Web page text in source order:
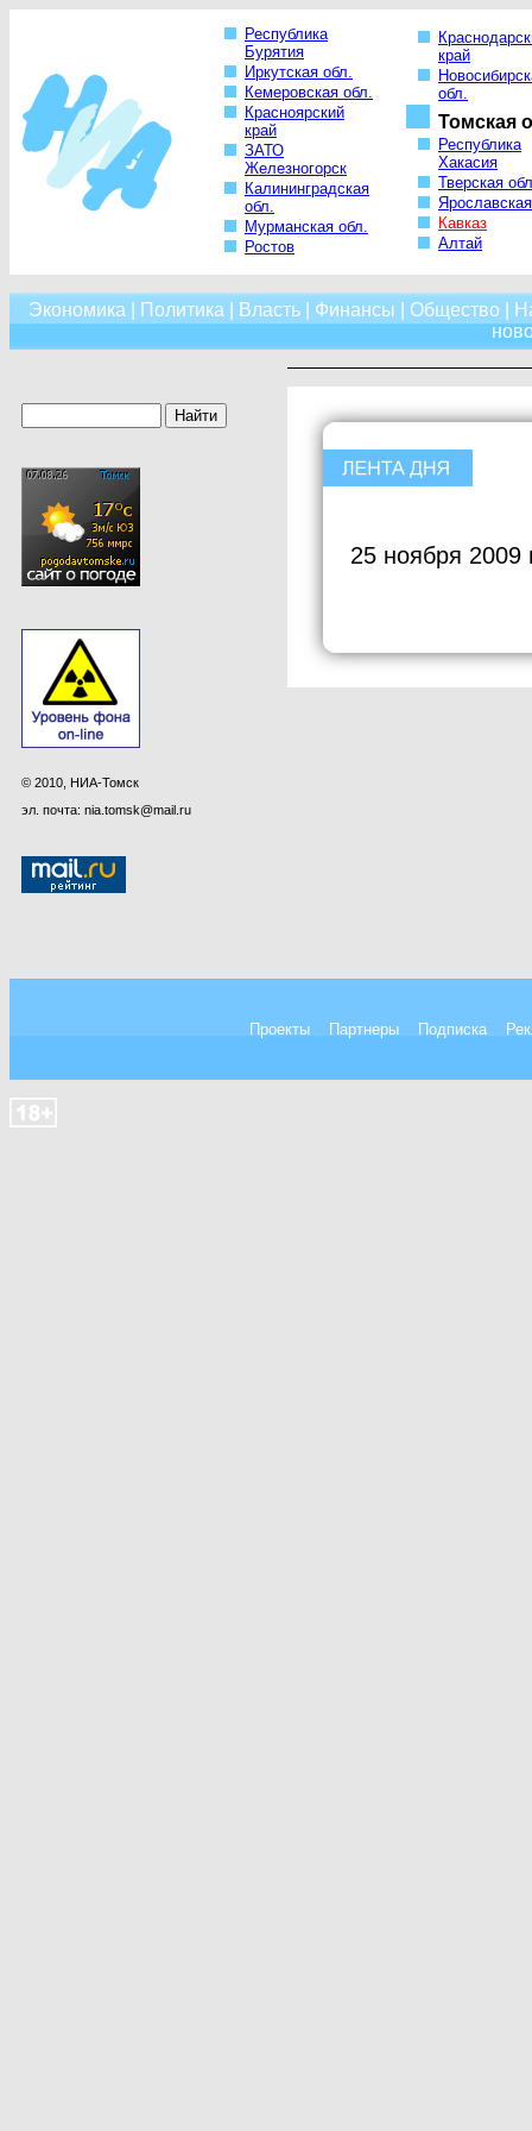
Республика
Бурятия
Иркутская обл.
Кемеровская обл.
Красноярский
край
ЗАТО
Железногорск
Калининградская
обл.
Мурманская обл.
Ростов
край
обл.
Томская
Республика
Хакасия
Тверская
Кавказ
Алтай
Экономика Политика Власть| Финансы Общество
© 2010, НИА-Томск
эл. почта: nia.tomsk@mail.ru
25 ноября 2009
Проекты Партнеры Подписка